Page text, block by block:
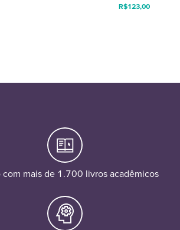
R$123,00
com mais de 1.700 livros acadêmicos